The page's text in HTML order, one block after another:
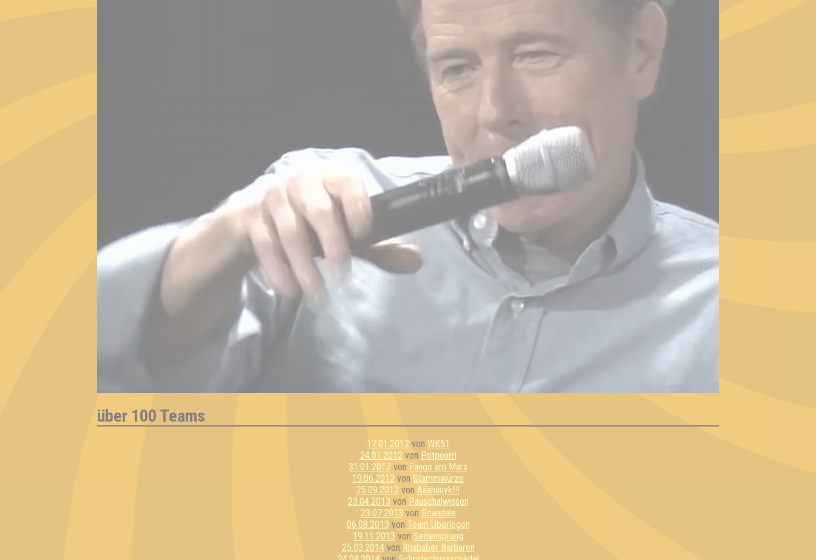
über 100 Teams
17.01.2012 von WK51
24.01.2012 von Potpourri
31.01.2012 von Fango am Mars
19.06.2012 von Stammwürze
25.09.2012 von Ääähüüyk!!!
23.04.2013 von Pauschalwissen
23.07.2013 von Scandale
06.08.2013 von Team Überlegen
19.11.2013 von Seitensprung
25.03.2014von Rhababer Barbaren